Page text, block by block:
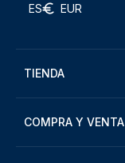
ES EUR
TIENDA
COMPRA Y VENTA